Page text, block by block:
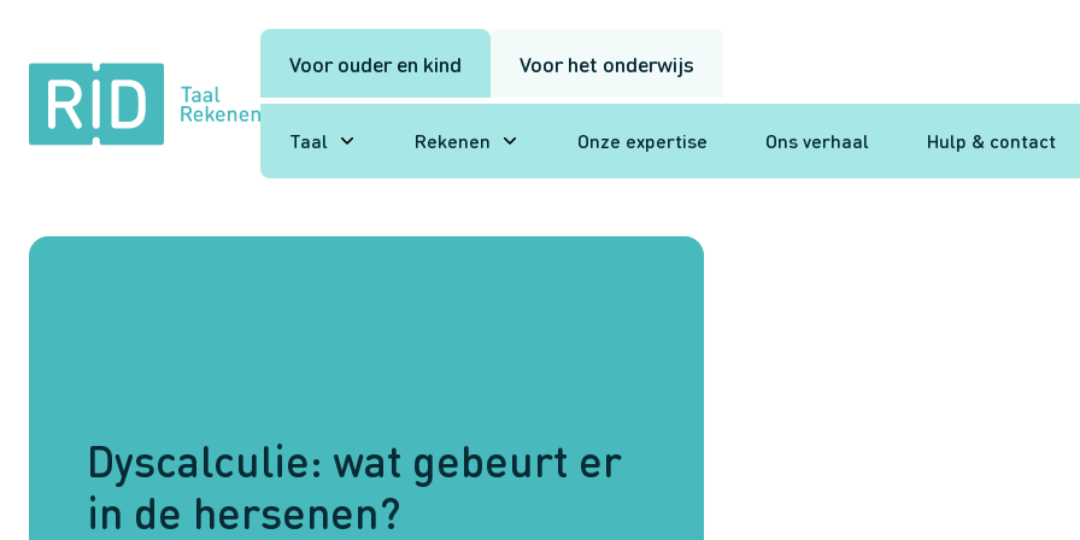
RID
Taal
Rekenen
Voor ouder en kind Voor het onderwijs
Taal Rekenen Onze expertise Ons verhaal Hulp & contact
Dyscalculie: wat gebeurt er
in de hersenen?